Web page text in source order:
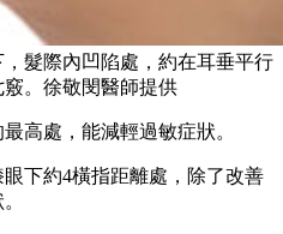
髮際內凹陷處，約在耳垂平行
。徐敬閔醫師提供
高處，能減輕過敏症狀。
下約4橫指距離處，除了改善